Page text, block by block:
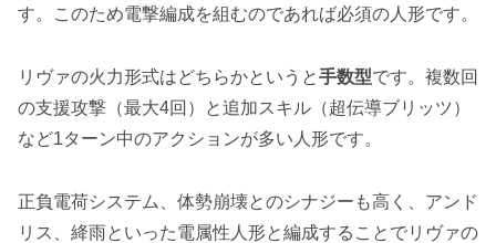
す。このため電撃編成を組むのであれば必須の人形です。
リヴァの火力形式はどちらかというと手数型です。複数回
の支援攻撃（最大4回）と追加スキル（超伝導ブリッツ）
など1ターン中のアクションが多い人形です。
正負電荷システム、体勢崩壊とのシナジーも高く、アンド
リス、絳雨といった電属性人形と編成することでリヴァの